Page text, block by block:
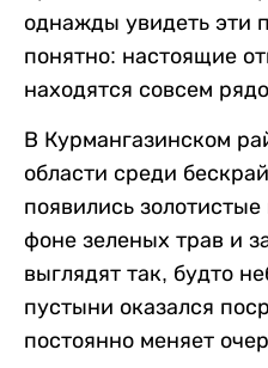
однажды увидеть эти
понятно: настоящие
находятся совсем
В Курмангазинском
области среди
появились
фоне зеленых трав и
выглядят так, будто
пустыни оказался
постоянно меняет